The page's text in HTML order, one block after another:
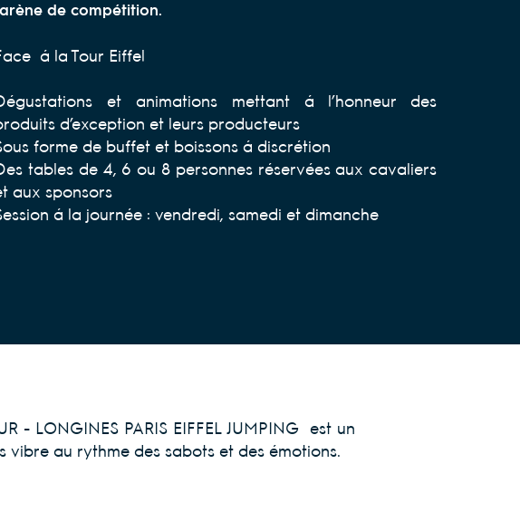
de compétition.
à la Tour Eiffel
et animations mettant à l’honneur des
d’exception et leurs producteurs
forme de buffet et boissons à discrétion
tables de 4, 6 ou 8 personnes réservées aux cavaliers
auxsponsors
à la journée : vendredi, samedi et dimanche
- LONGINES PARIS EIFFEL JUMPING est un
au rythme des sabots et des émotions.